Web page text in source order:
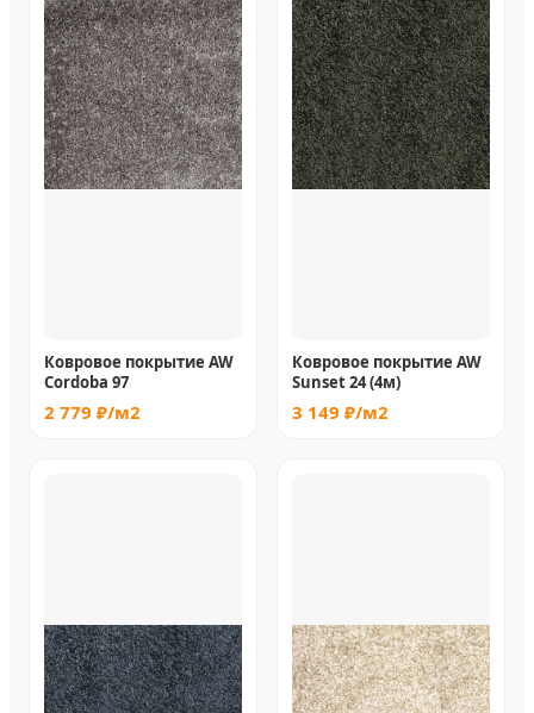
Ковровое покрытие AW
Cordoba 97
2 779 ₽/м2
Ковровое покрытие AW
Sunset 24 (4м)
3 149 ₽/м2